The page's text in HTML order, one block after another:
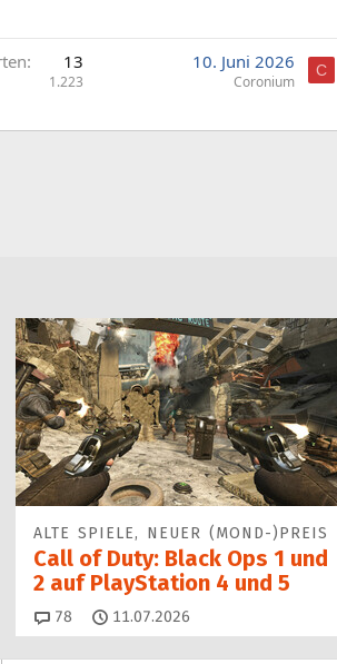
13
1.223
10. Juni 2026
Coronium
C
ALTE SPIELE, NEUER (MOND-)PREIS
Call of Duty: Black Ops 1 und
2 auf PlayStation 4 und 5
78 Kommentare
11.07.2026